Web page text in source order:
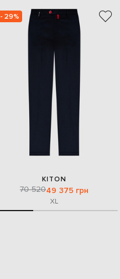
- 29%
KITON
70 52049 375 грн
XL